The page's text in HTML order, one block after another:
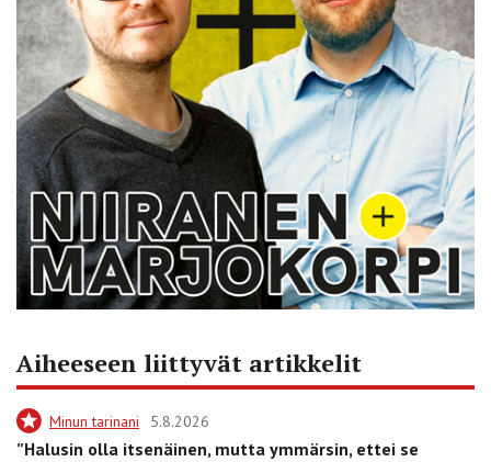
Aiheeseen liittyvät artikkelit
Minun tarinani 5.8.2026
”Halusin olla itsenäinen, mutta ymmärsin, ettei se